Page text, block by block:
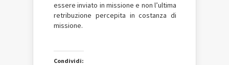
essere inviato in missione e non l’ultima
retribuzione percepita in costanza di
missione.
Condividi: